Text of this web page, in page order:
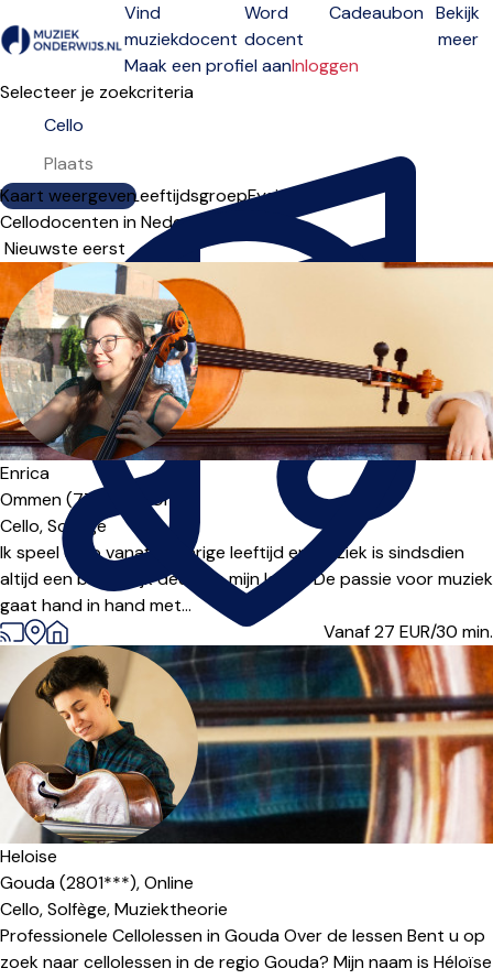
Open menu
Vind
muziekdocent
Word
docent
Cadeaubon Bekijk
meer
Maak een profiel aanInloggen
Selecteer je zoekcriteria
Kaart weergeven
LesdagenNiveauLeeftijdsgroepFysiek
Cellodocenten in Nederland
Sorteervolgorde
Enrica
Ommen (7731***), Online
Cello,Solfège
Ik speel cello vanaf vierjarige leeftijd en muziek is sindsdien
altijd een belangrijk deel van mijn leven. De passie voor muziek
gaat hand in hand met...
Vanaf 27 EUR/30 min.
Heloise
Gouda (2801***),Online
Cello,Solfège,Muziektheorie
Professionele Cellolessen in Gouda Over de lessen Bent u op
zoek naar cellolessen in de regio Gouda? Mijn naam is Héloïse